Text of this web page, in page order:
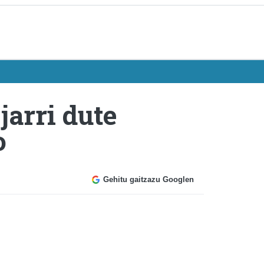
dute
Gehitu gaitzazu Googlen